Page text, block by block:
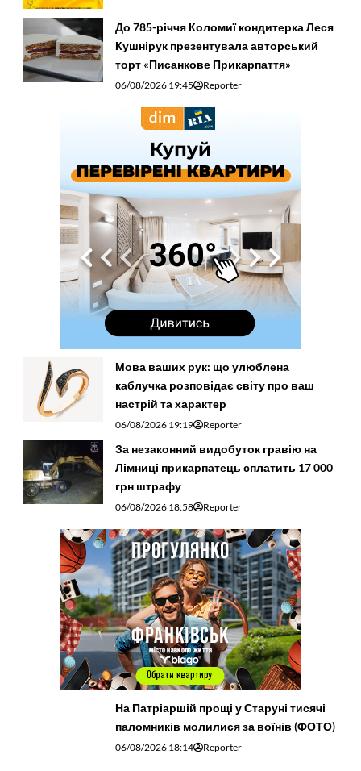
До 785-річчя Коломиї кондитерка Леся
Кушнірук презентувала авторський
торт «Писанкове Прикарпаття»
06/08/2026 19:45 Reporter
Мова ваших рук: що улюблена
каблучка розповідає світу про ваш
настрій та характер
06/08/2026 19:19 Reporter
За незаконний видобуток гравію на
Лімниці прикарпатець сплатить 17 000
грн штрафу
06/08/2026 18:58 Reporter
На Патріаршій прощі у Старуні тисячі
паломників молилися за воїнів (ФОТО)
06/08/2026 18:14 Reporter